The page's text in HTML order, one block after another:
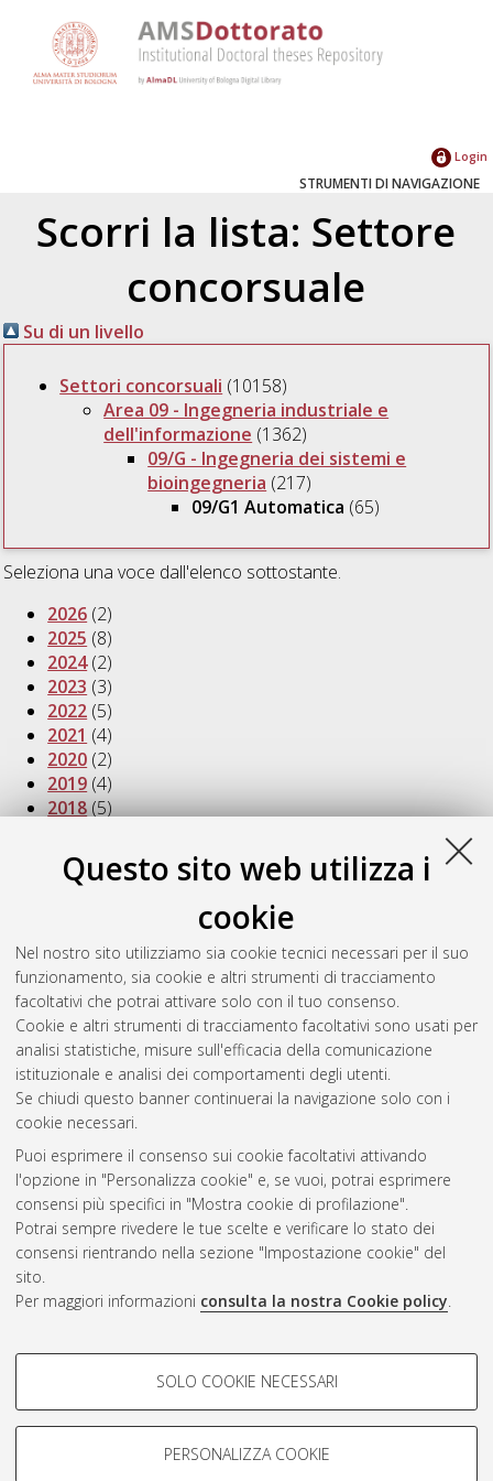
Questo sito web utilizza i
cookie
Nel nostro sito utilizziamo sia cookie tecnici necessari per il suo
funzionamento, sia cookie e altri strumenti di tracciamento
facoltativi che potrai attivare solo con il tuo consenso.
Cookie e altri strumenti di tracciamento facoltativi sono usati per
analisi statistiche, misure sull'efficacia della comunicazione
istituzionale e analisi dei comportamenti degli utenti.
Se chiudi questo banner continuerai la navigazione solo con i
cookie necessari.
Puoi esprimere il consenso sui cookie facoltativi attivando
l'opzione in "Personalizza cookie" e, se vuoi, potrai esprimere
consensi più specifici in "Mostra cookie di profilazione".
Potrai sempre rivedere le tue scelte e verificare lo stato dei
consensi rientrando nella sezione "Impostazione cookie" del
sito.
Per maggiori informazioni consulta la nostra Cookie policy.
COOKIE DI PROFILAZIONE -
Si tratta di cookie utilizzati per analizzare le caratteristiche della
navigazione degli utenti, creare profili in base al loro comportamento
SOLO COOKIE NECESSARI
PERSONALIZZA COOKIE
Login
STRUMENTI DI NAVIGAZIONE
Scorri la lista: Settore
concorsuale
Su di un livello
Settori concorsuali (10158)
Area 09 - Ingegneria industriale e
dell'informazione (1362)
09/G - Ingegneria dei sistemi e
bioingegneria (217)
09/G1 Automatica (65)
Seleziona una voce dall'elenco sottostante.
2026 (2)
2025 (8)
2024(2)
2023 (3)
2022 (5)
2021 (4)
2020 (2)
2019 (4)
2018(5)
2016
2015(4)
2011(3)
2010(1)
2009 (3)
2008(3)
2007(4)
Atom
Rss 1.0
Rss 2.0
ISSN: 2038-7946
Impostazioni Cookie
Informativa sulla privacy
Condizioni d’uso del sito